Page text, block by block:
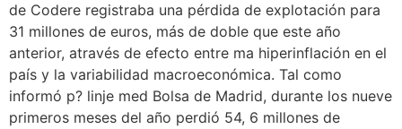
de Codere registraba una pérdida de explotación para
31 millones de euros, más de doble que este año
anterior, através de efecto entre ma hiperinflación en el
país y la variabilidad macroeconómica. Tal como
informó p? linje med Bolsa de Madrid, durante los nueve
primeros meses del año perdió 54, 6 millones de